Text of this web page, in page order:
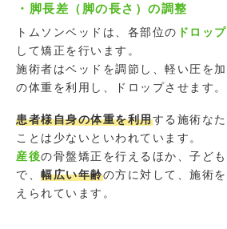
・脚長差（脚の長さ）の調整
トムソンベッドは、各部位の ドロッ
して矯正を行います。
施術者はベッドを調節し、軽い圧を
の体重を利用し、ドロップさせます。
患者様自身の体重を利用する施術な
ことは少ないといわれています。
産後の骨盤矯正を行えるほか、子ど
で、 幅広い年齢の方に対して、施術
えられています。